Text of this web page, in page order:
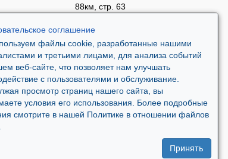
соглашение
файлы cookie, разработанные нашими
и третьими лицами, для анализа событий
веб-сайте, что позволяет нам улучшать
с пользователями и обслуживание.
просмотр страниц нашего сайта, вы
условия его использования. Более подробные
смотрите в нашей Политике в отношении файлов
Принять
88км, стр. 63
Сб 10:00 - 14:00
Вс - выходной